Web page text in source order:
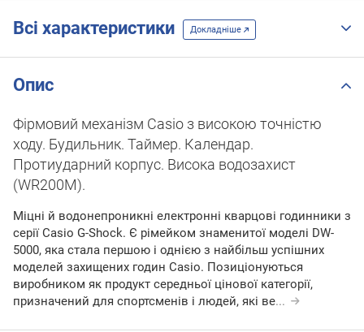
Всі характеристики Докладніше
Опис
Фірмовий механізм Casio з високою точністю
ходу. Будильник. Таймер. Календар.
Протиударний корпус. Висока водозахист
(WR200M).
Міцні й водонепроникні електронні кварцові годинники з
серії Casio G-Shock. Є рімейком знаменитої моделі DW-
5000, яка стала першою і однією з найбільш успішних
моделей захищених годин Casio. Позиціонуються
виробником як продукт середньої цінової категорії,
призначений для спортсменів і людей, які ве...